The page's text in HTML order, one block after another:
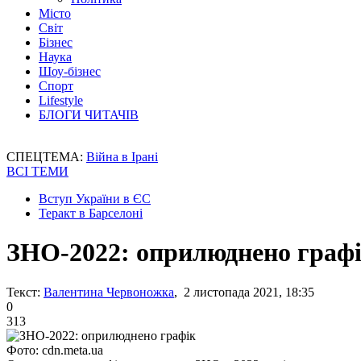
Місто
Світ
Бізнес
Наука
Шоу-бізнес
Спорт
Lifestyle
БЛОГИ ЧИТАЧІВ
СПЕЦТЕМА: Війна в Ірані
ВСІ ТЕМИ
Вступ України в ЄС
Теракт в Барселоні
ЗНО-2022: оприлюднено
Текст: Валентина Червоножка, 2 листопада 2021, 18:35
0
313
Фото: cdn.meta.ua